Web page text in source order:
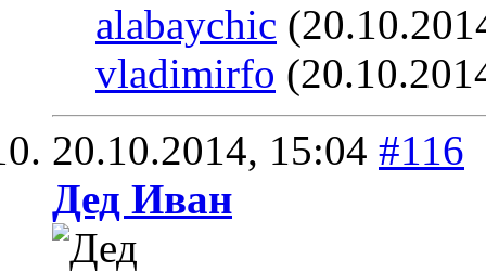
alabaychic
vladimirfo
20.10.2014, 15:04 #116
Дед Иван